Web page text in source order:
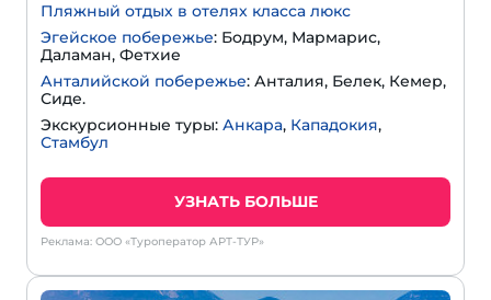
Пляжный отдых в отелях класса люкс
Эгейское побережье: Бодрум, Мармарис,
Даламан, Фетхие
Анталийской побережье: Анталия, Белек, Кемер,
Сиде.
Экскурсионные туры: Анкара, Кападокия,
Стамбул
УЗНАТЬ БОЛЬШЕ
Реклама: ООО «Туроператор АРТ-ТУР»